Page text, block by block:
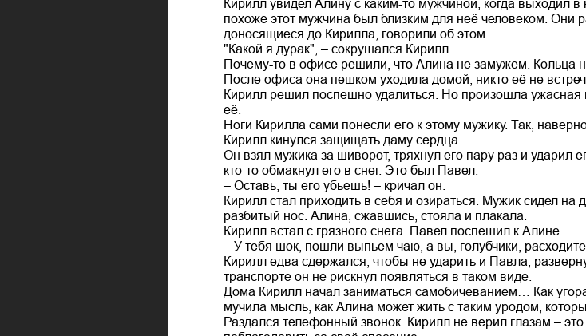
Кирилл увидел Алину с каким-то мужчиной, когда выходил
похоже этот мужчина был близким для неё человеком. Они
доносящиеся до Кирилла, говорили об этом.
"Какой я дурак", – сокрушался Кирилл.
Почему-то в офисе решили, что Алина не замужем. Кольца
После офиса она пешком уходила домой, никто её не
Кирилл решил поспешно удалиться. Но произошла
её.
Ноги Кирилла сами понесли его к этому мужику. Так,
Кирилл кинулся защищать даму сердца.
Он взял мужика за шиворот, тряхнул его пару раз и ударил
кто-то обмакнул его в снег. Это был Павел.
– Оставь, ты его убьешь! – кричал он.
Кирилл стал приходить в себя и озираться. Мужик сидел на
разбитый нос. Алина, сжавшись, стояла и плакала.
Кирилл встал с грязного снега. Павел поспешил к Алине.
– У тебя шок, пошли выпьем чаю, а вы, голубчики,
Кирилл едва сдержался, чтобы не ударить и Павла,
транспорте он не рискнул появляться в таком виде.
Дома Кирилл начал заниматься самобичеванием… Как
мучила мысль, как Алина может жить с таким уродом,
Раздался телефонный звонок. Кирилл не верил глазам –